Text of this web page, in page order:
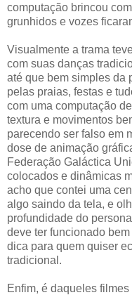
computação brincou
grunhidos e vozes
Visualmente a trama
com suas danças
até que bem simples da
pelas praias, festas e
com uma computação
textura e movimentos
parecendo ser falso em
dose de animação
Federação Galáctica
colocados e dinâmicas
acho que contei uma
algo saindo da tela, e
profundidade do
deve ter funcionado
dica para quem quiser
tradicional.
Enfim, é daqueles